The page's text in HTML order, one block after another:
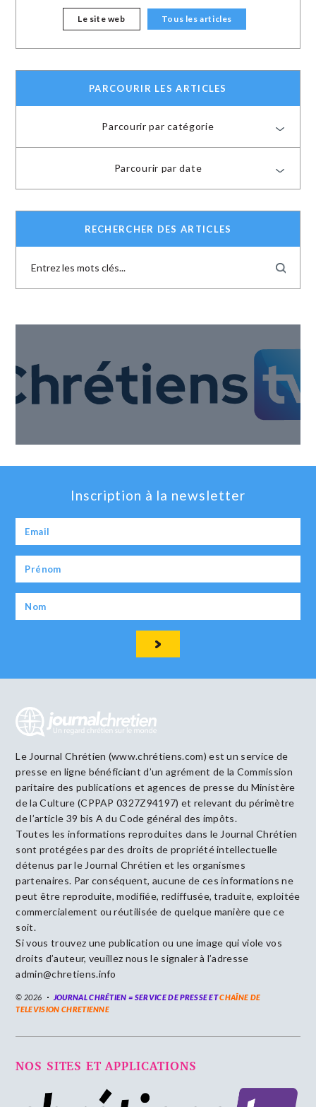
Le site web Tous les articles
PARCOURIR LES ARTICLES
Parcourir par catégorie
Parcourir par date
RECHERCHER DES ARTICLES
Inscription à la newsletter
Le Journal Chrétien (www.chrétiens.com) est un service de
presse en ligne bénéficiant d’un agrément de la Commission
paritaire des publications et agences de presse du Ministère
de la Culture (CPPAP 0327Z94197) et relevant du périmètre
de l’article 39 bis A du Code général des impôts.
Toutes les informations reproduites dans le Journal Chrétien
sont protégées par des droits de propriété intellectuelle
détenus par le Journal Chrétien et les organismes
partenaires. Par conséquent, aucune de ces informations ne
peut être reproduite, modifiée, rediffusée, traduite, exploitée
commercialement ou réutilisée de quelque manière que ce
soit.
Si vous trouvez une publication ou une image qui viole vos
droits d’auteur, veuillez nous le signaler à l’adresse
admin@chretiens.info
© 2026 JOURNAL CHRÉTIEN = SERVICE DE PRESSE ETCHAÎNE DE
TELEVISION CHRETIENNE
NOS SITES ET APPLICATIONS